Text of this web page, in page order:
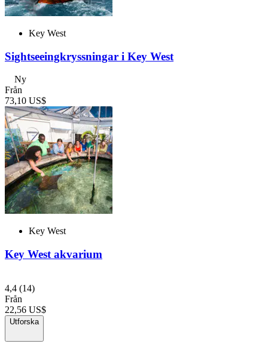
Key West
Sightseeingkryssningar i Key West
Ny
Från
73,10 US$
Key West
Key West akvarium
4,4 (14)
Från
22,56 US$
Utforska